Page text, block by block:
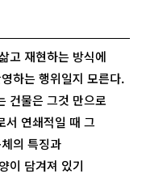
고 재현하는 방식에
하는 행위일지 모른다.
건물은 그것 만으로
서 연쇄적일 때 그
의 특징과
이 담겨져 있기